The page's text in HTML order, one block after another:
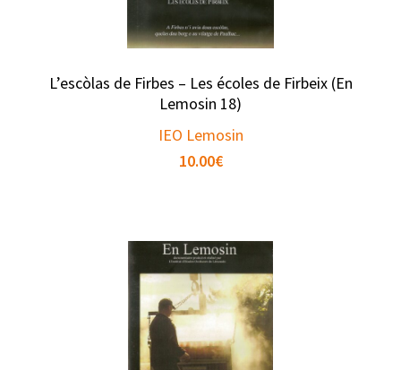
L’escòlas de Firbes – Les écoles de Firbeix (En
Lemosin 18)
IEO Lemosin
10.00€